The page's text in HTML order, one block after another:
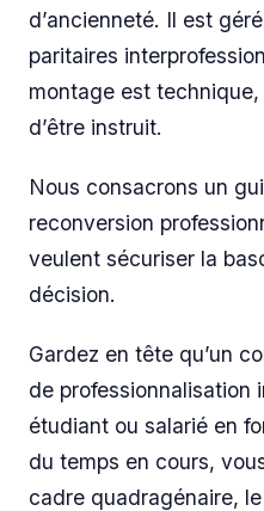
d’ancienneté. Il est
paritaires
montage est
d’être instruit.
Nous consacrons un
reconversion
veulent sécuriser la
décision.
Gardez en tête qu’un
de professionnalisation
étudiant ou salarié en
du temps en cours,
cadre quadragénaire,